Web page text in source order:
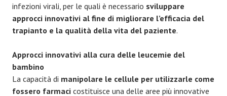
infezioni virali, per le quali è necessario sviluppare
approcci innovativi al fine di migliorare l’efficacia del
trapianto e la qualità della vita del paziente.
Approcci innovativi alla cura delle leucemie del
bambino
La capacità di manipolare le cellule per utilizzarle come
fossero farmaci costituisce una delle aree più innovative